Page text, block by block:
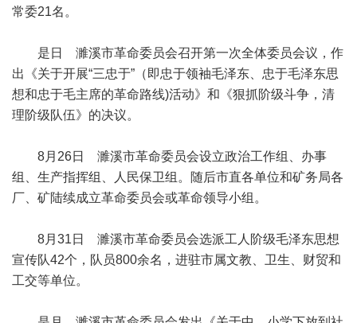
常委21名。
是日 濉溪市革命委员会召开第一次全体委员会议，作
出《关于开展“三忠于”（即忠于领袖毛泽东、忠于毛泽东思
想和忠于毛主席的革命路线)活动》和《狠抓阶级斗争，清
理阶级队伍》的决议。
8月26日 濉溪市革命委员会设立政治工作组、办事
组、生产指挥组、人民保卫组。随后市直各单位和矿务局各
厂、矿陆续成立革命委员会或革命领导小组。
8月31日 濉溪市革命委员会选派工人阶级毛泽东思想
宣传队42个，队员800余名，进驻市属文教、卫生、财贸和
工交等单位。